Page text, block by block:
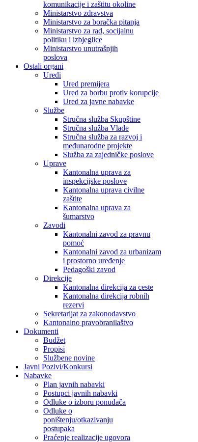
komunikacije i zaštitu okoline
Ministarstvo zdravstva
Ministarstvo za boračka pitanja
Ministarstvo za rad, socijalnu
politiku i izbjeglice
Ministarstvo unutrašnjih
poslova
Ostali organi
Uredi
Ured premijera
Ured za borbu protiv korupcije
Ured za javne nabavke
Službe
Stručna služba Skupštine
Stručna služba Vlade
Stručna služba za razvoj i
međunarodne projekte
Služba za zajedničke poslove
Uprave
Kantonalna uprava za
inspekcijske poslove
Kantonalna uprava civilne
zaštite
Kantonalna uprava za
šumarstvo
Zavodi
Kantonalni zavod za pravnu
pomoć
Kantonalni zavod za urbanizam
i prostorno uređenje
Pedagoški zavod
Direkcije
Kantonalna direkcija za ceste
Kantonalna direkcija robnih
rezervi
Sekretarijat za zakonodavstvo
Kantonalno pravobranilaštvo
Dokumenti
Budžet
Propisi
Službene novine
Javni Pozivi/Konkursi
Nabavke
Plan javnih nabavki
Postupci javnih nabavki
Odluke o izboru ponuđača
Odluke o
poništenju/otkazivanju
postupaka
Praćenje realizacije ugovora